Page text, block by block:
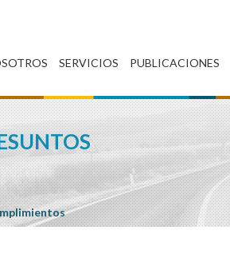
SERVICIOS PUBLICACIONES